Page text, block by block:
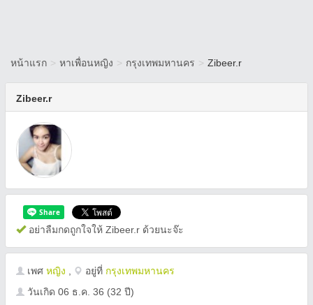
หน้าแรก > หาเพื่อนหญิง > กรุงเทพมหานคร > Zibeer.r
Zibeer.r
อย่าลืมกดถูกใจให้ Zibeer.r ด้วยนะจ๊ะ
เพศ หญิง อยู่ที่ กรุงเทพมหานคร
วันเกิด 06 ธ.ค. 36 (32 ปี)